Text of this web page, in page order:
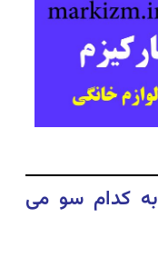
بازار مسکن در سال ۱۴۰۳ به کدام سو می